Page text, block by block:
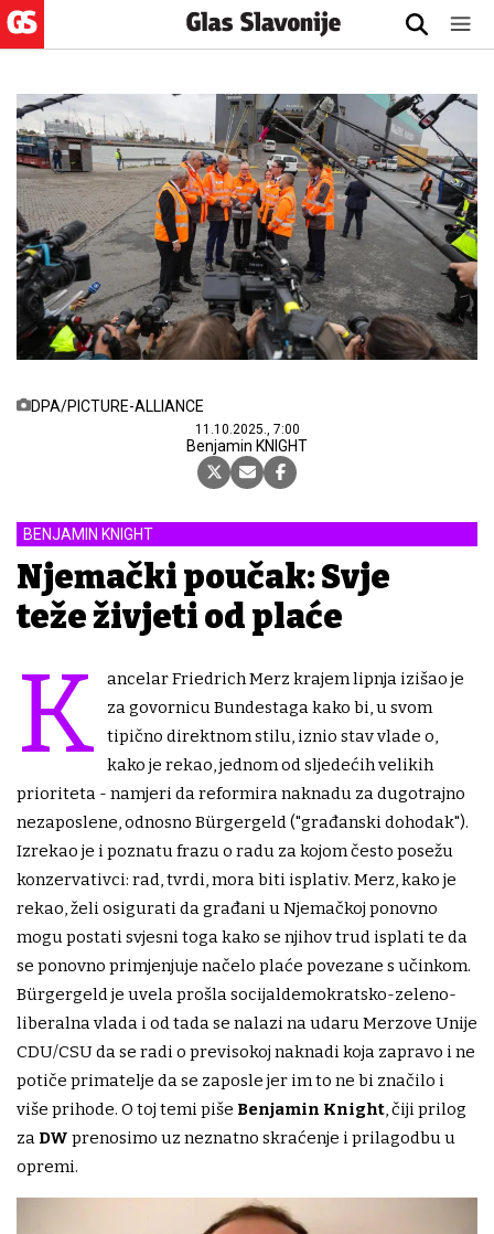
DPA/PICTURE-ALLIANCE
11.10.2025., 7:00
Benjamin KNIGHT
BENJAMIN KNIGHT
Njemački poučak: Svje
teže živjeti od plaće
K
ancelar Friedrich Merz krajem lipnja izišao je
za govornicu Bundestaga kako bi, u svom
tipično direktnom stilu, iznio stav vlade o,
kako je rekao, jednom od sljedećih velikih
prioriteta - namjeri da reformira naknadu za dugotrajno
nezaposlene, odnosno Bürgergeld ("građanski dohodak").
Izrekao je i poznatu frazu o radu za kojom često posežu
konzervativci: rad, tvrdi, mora biti isplativ. Merz, kako je
rekao, želi osigurati da građani u Njemačkoj ponovno
mogu postati svjesni toga kako se njihov trud isplati te da
se ponovno primjenjuje načelo plaće povezane s učinkom.
Bürgergeld je uvela prošla socijaldemokratsko-zeleno-
liberalna vlada i od tada se nalazi na udaru Merzove Unije
CDU/CSU da se radi o previsokoj naknadi koja zapravo i ne
potiče primatelje da se zaposle jer im to ne bi značilo i
više prihode. O toj temi piše Benjamin Knight, čiji prilog
za DW prenosimo uz neznatno skraćenje i prilagodbu u
opremi.